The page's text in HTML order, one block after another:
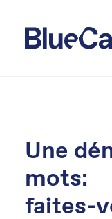
Une
mots:
faites-